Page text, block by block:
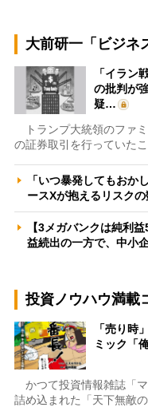
大前研一「ビジネ
「イラン
の批判が
疑…
トランプ大統領のファ
の証券取引を行っていた
「いつ暴発してもおか
ースXが抱えるリスク
【3メガバンクは純利
益続出の一方で、中小
投資ノウハウ満載
「売り時
ミック「
かつて投資情報雑誌「
詰め込まれた「天下無敵